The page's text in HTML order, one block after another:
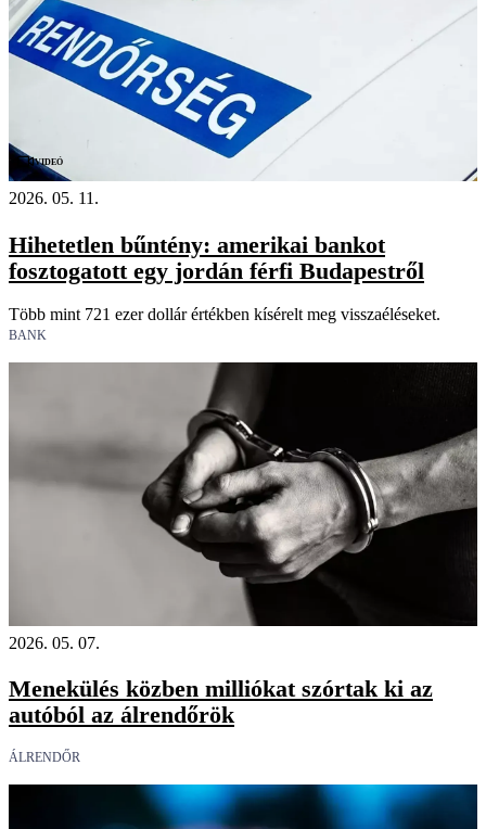
Videó
2026. 05. 11.
Hihetetlen bűntény: amerikai bankot
fosztogatott egy jordán férfi Budapestről
Több mint 721 ezer dollár értékben kísérelt meg visszaéléseket.
BANK
2026. 05. 07.
Menekülés közben milliókat szórtak ki az
autóból az álrendőrök
ÁLRENDŐR